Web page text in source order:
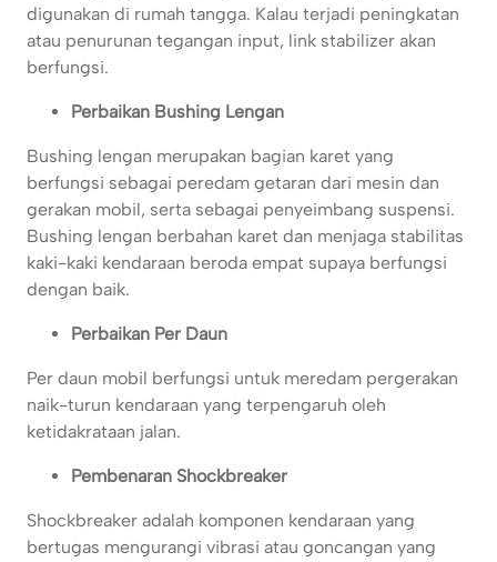
digunakan di rumah tangga. Kalau terjadi peningkatan
atau penurunan tegangan input, link stabilizer akan
berfungsi.
Perbaikan Bushing Lengan
Bushing lengan merupakan bagian karet yang
berfungsi sebagai peredam getaran dari mesin dan
gerakan mobil, serta sebagai penyeimbang suspensi.
Bushing lengan berbahan karet dan menjaga stabilitas
kaki-kaki kendaraan beroda empat supaya berfungsi
dengan baik.
Perbaikan Per Daun
Per daun mobil berfungsi untuk meredam pergerakan
naik-turun kendaraan yang terpengaruh oleh
ketidakrataan jalan.
Pembenaran Shockbreaker
Shockbreaker adalah komponen kendaraan yang
bertugas mengurangi vibrasi atau goncangan yang